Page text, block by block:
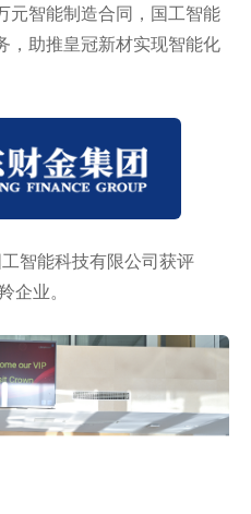
元智能制造合同，国工智能
，助推皇冠新材实现智能化
智能科技有限公司获评
企业。